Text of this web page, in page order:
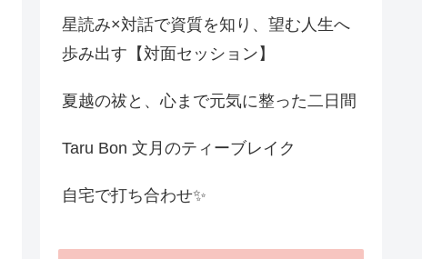
星読み×対話で資質を知り、望む人生へ
歩み出す【対面セッション】
夏越の祓と、心まで元気に整った二日間
Taru Bon 文月のティーブレイク
自宅で打ち合わせ✨